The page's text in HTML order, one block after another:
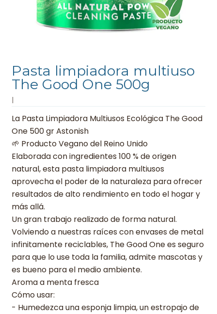
Pasta limpiadora multiuso
The Good One 500g
|
La Pasta Limpiadora Multiusos Ecológica The Good
One 500 gr Astonish
🌱 Producto Vegano del Reino Unido
Elaborada con ingredientes 100 % de origen
natural, esta pasta limpiadora multiusos
aprovecha el poder de la naturaleza para ofrecer
resultados de alto rendimiento en todo el hogar y
más allá.
Un gran trabajo realizado de forma natural.
Volviendo a nuestras raíces con envases de metal
infinitamente reciclables, The Good One es seguro
para que lo use toda la familia, admite mascotas y
es bueno para el medio ambiente.
Aroma a menta fresca
Cómo usar:
- Humedezca una esponja limpia, un estropajo de